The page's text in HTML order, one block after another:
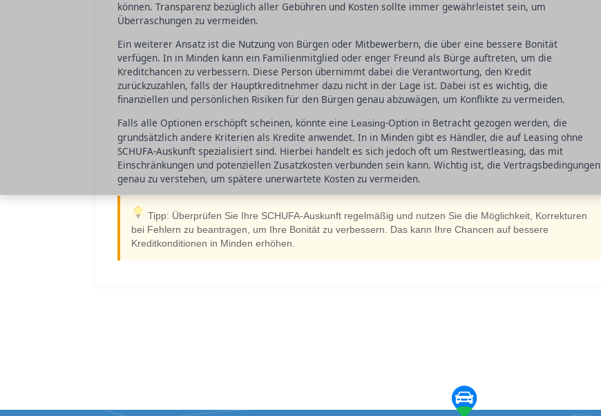
können. Transparenz bezüglich aller Gebühren und Kosten sollte immer gewährleistet sein, um
Überraschungen zu vermeiden.
Ein weiterer Ansatz ist die Nutzung von Bürgen oder Mitbewerbern, die über eine bessere Bonität
verfügen. In in Minden kann ein Familienmitglied oder enger Freund als Bürge auftreten, um die
Kreditchancen zu verbessern. Diese Person übernimmt dabei die Verantwortung, den Kredit
zurückzuzahlen, falls der Hauptkreditnehmer dazu nicht in der Lage ist. Dabei ist es wichtig, die
finanziellen und persönlichen Risiken für den Bürgen genau abzuwägen, um Konflikte zu vermeiden.
Falls alle Optionen erschöpft scheinen, könnte eine Leasing-Option in Betracht gezogen werden, die
grundsätzlich andere Kriterien als Kredite anwendet. In in Minden gibt es Händler, die auf Leasing ohne
SCHUFA-Auskunft spezialisiert sind. Hierbei handelt es sich jedoch oft um Restwertleasing, das mit
Einschränkungen und potenziellen Zusatzkosten verbunden sein kann. Wichtig ist, die Vertragsbedingungen
genau zu verstehen, um spätere unerwartete Kosten zu vermeiden.
Tipp: Überprüfen Sie Ihre SCHUFA-Auskunft regelmäßig und nutzen Sie die Möglichkeit, Korrekturen
bei Fehlern zu beantragen, um Ihre Bonität zu verbessern. Das kann Ihre Chancen auf bessere
Kreditkonditionen in Minden erhöhen.